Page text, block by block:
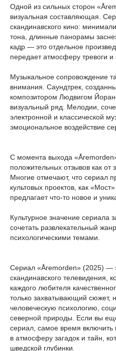
Одной из сильных сторон
визуальная составляющая.
скандинавского кино:
тона, длинные панорамы
кадр — это отдельное
передает атмосферу тревоги и
Музыкальное сопровождение
внимания. Саундтрек,
композитором Людвигом
визуальный ряд. Мелодии,
электронной и классической
эмоциональное воздействие
С момента выхода
положительных отзывов как от
Многие отмечают, что сериал
культовых проектов, как
предлагает что-то новое и
Культурное значение сериала
сочетать развлекательный
психологическими темами.
Сериал «Åremorden» (2025) —
скандинавского телевидения,
каждого любителя
только захватывающий сюжет,
человеческую психологию,
северной природы. Если вы
сериал, самое время включить
в атмосферу загадок и тайн,
шведской глубинки.